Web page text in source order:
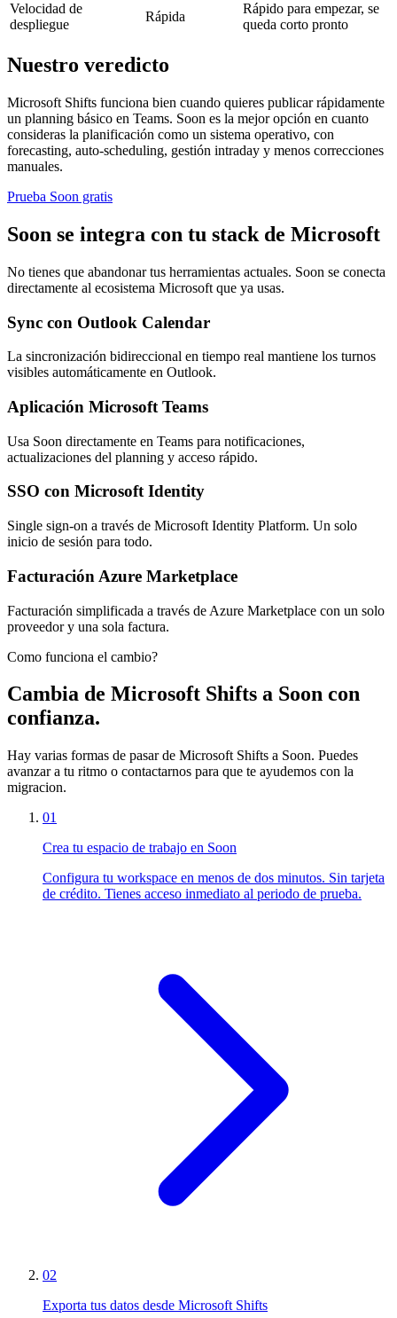
Velocidad de
despliegue
Rápida
Rápido para empezar, se
queda corto pronto
Nuestro veredicto
Microsoft Shifts funciona bien cuando quieres publicar rápidamente
un planning básico en Teams. Soon es la mejor opción en cuanto
consideras la planificación como un sistema operativo, con
forecasting, auto-scheduling, gestión intraday y menos correcciones
manuales.
Prueba Soon gratis
Soon se integra con tu stack de Microsoft
No tienes que abandonar tus herramientas actuales. Soon se conecta
directamente al ecosistema Microsoft que ya usas.
Sync con Outlook Calendar
La sincronización bidireccional en tiempo real mantiene los turnos
visibles automáticamente en Outlook.
Aplicación Microsoft Teams
Usa Soon directamente en Teams para notificaciones,
actualizaciones del planning y acceso rápido.
SSO con Microsoft Identity
Single sign-on a través de Microsoft Identity Platform. Un solo
inicio de sesión para todo.
Facturación Azure Marketplace
Facturación simplificada a través de Azure Marketplace con un solo
proveedor y una sola factura.
Como funciona el cambio?
Cambia de Microsoft Shifts a Soon con
confianza.
Hay varias formas de pasar de Microsoft Shifts a Soon. Puedes
avanzar a tu ritmo o contactarnos para que te ayudemos con la
migracion.
01
Crea tu espacio de trabajo en Soon
Configura tu workspace en menos de dos minutos. Sin tarjeta
de crédito. Tienes acceso inmediato al periodo de prueba.
02
Exporta tus datos desde Microsoft Shifts